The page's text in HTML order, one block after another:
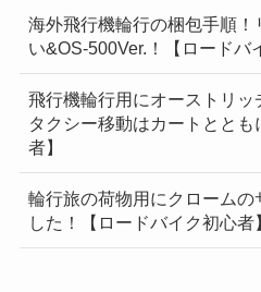
海外飛行機輪行の梱包手順
い&OS-500Ver.！【ロードバ
飛行機輪行用にオーストリッ
タクシー移動はカートとと
者】
輪行旅の荷物用にクロームの
した！【ロードバイク初心者】